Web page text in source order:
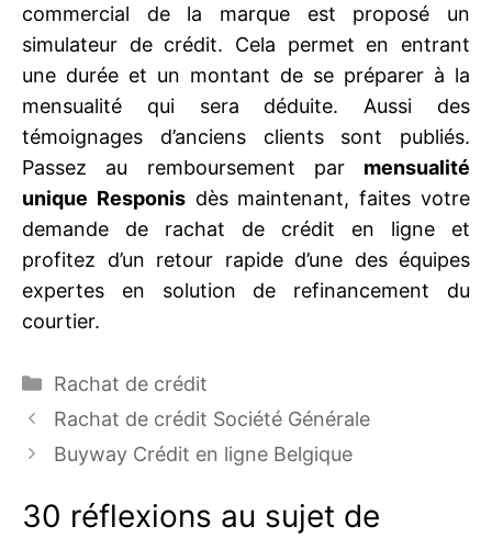
commercial de la marque est proposé un
simulateur de crédit. Cela permet en entrant
une durée et un montant de se préparer à la
mensualité qui sera déduite. Aussi des
témoignages d’anciens clients sont publiés.
Passez au remboursement par mensualité
unique Responisdès maintenant, faites votre
demande de rachat de crédit en ligne et
profitez d’un retour rapide d’une des équipes
expertes en solution de refinancement du
courtier.
Catégories
Rachat de crédit
Rachat de crédit Société Générale
Buyway Crédit en ligne Belgique
30 réflexions au sujet de